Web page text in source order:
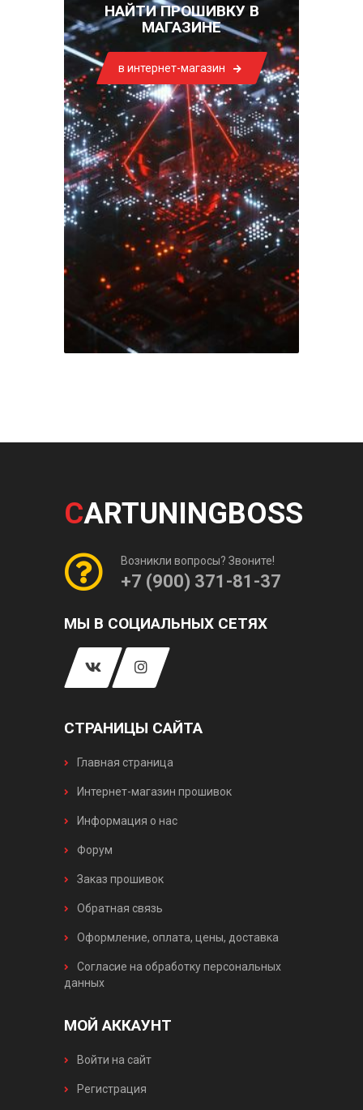
НАЙТИ ПРОШИВКУ В
МАГАЗИНЕ
в интернет-магазин
CARTUNINGBOSS
Возникли вопросы? Звоните!
+7 (900) 371-81-37
МЫ В СОЦИАЛЬНЫХ СЕТЯХ
СТРАНИЦЫ САЙТА
Главная страница
Интернет-магазин прошивок
Информация о нас
Форум
Заказ прошивок
Обратная связь
Оформление, оплата, цены, доставка
Согласие на обработку персональных
данных
МОЙ АККАУНТ
Войти на сайт
Регистрация